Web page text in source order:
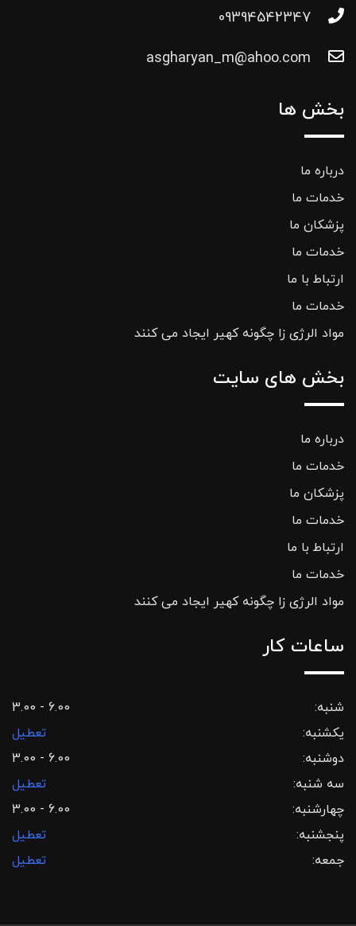
09394542347
asgharyan_m@ahoo.com
بخش ها
درباره ما
خدمات ما
پزشکان ما
خدمات ما
ارتباط با ما
خدمات ما
مواد الرژی زا چگونه کهیر ایجاد می کنند
بخش های سایت
درباره ما
خدمات ما
پزشکان ما
خدمات ما
ارتباط با ما
خدمات ما
مواد الرژی زا چگونه کهیر ایجاد می کنند
ساعات کار
شنبه:
3.00 - 6.00
یکشنبه:
تعطیل
دوشنبه:
3.00 - 6.00
سه شنبه:
تعطیل
چهارشنبه:
3.00 - 6.00
پنجشنبه:
تعطیل
جمعه:
تعطیل